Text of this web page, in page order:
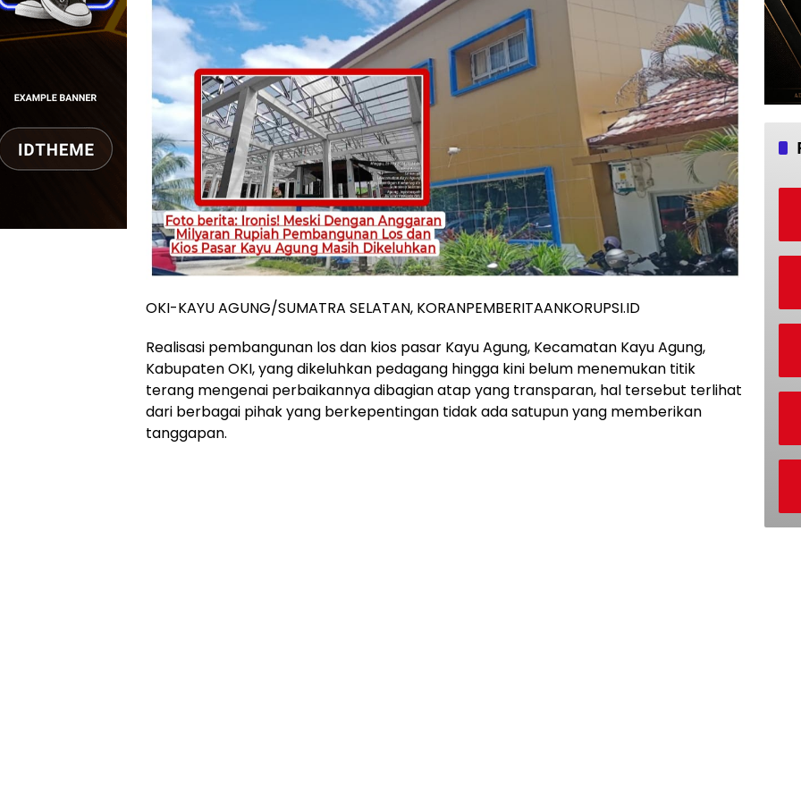
OKI-KAYU AGUNG/SUMATRA SELATAN, KORANPEMBERITAANKORUPSI.ID
Realisasi pembangunan los dan kios pasar Kayu Agung, Kecamatan Kayu Agung,
Kabupaten OKI, yang dikeluhkan pedagang hingga kini belum menemukan titik
terang mengenai perbaikannya dibagian atap yang transparan, hal tersebut terlihat
dari berbagai pihak yang berkepentingan tidak ada satupun yang memberikan
tanggapan.